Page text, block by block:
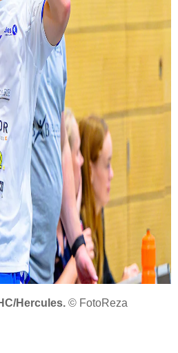
Hercules. © FotoReza